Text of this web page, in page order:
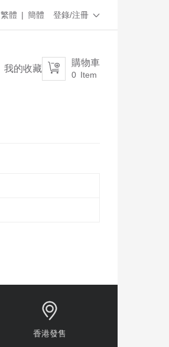
登錄/注冊 
繁體 | 簡體
 購物車
0 Item
我的收藏

香港發售